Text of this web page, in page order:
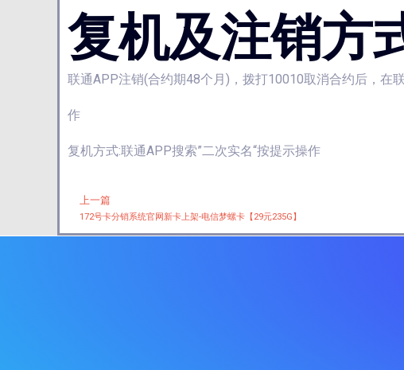
复机及注销方
联通APP注销(合约期48个月)，拨打10010取消合约后，在
作
复机方式:联通APP搜索”二次实名“按提示操作
Prev
上一篇
172号卡分销系统官网新卡上架-电信梦螺卡【29元235G】